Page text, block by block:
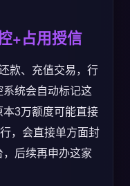
+占用授信
款、充值交易，行
统会自动标记这
3万额度可能直接
，会直接单方面封
后续再申办这家